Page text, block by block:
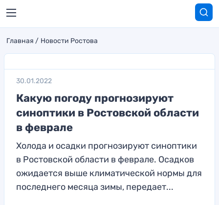
Главная Новости Ростова
30.01.2022
Какую погоду прогнозируют
синоптики в Ростовской области
в феврале
Холода и осадки прогнозируют синоптики
в Ростовской области в феврале. Осадков
ожидается выше климатической нормы для
последнего месяца зимы, передает...